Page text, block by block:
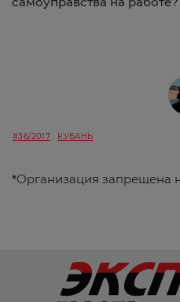
#36/2017 КУБАНЬ
*Организация запрещена